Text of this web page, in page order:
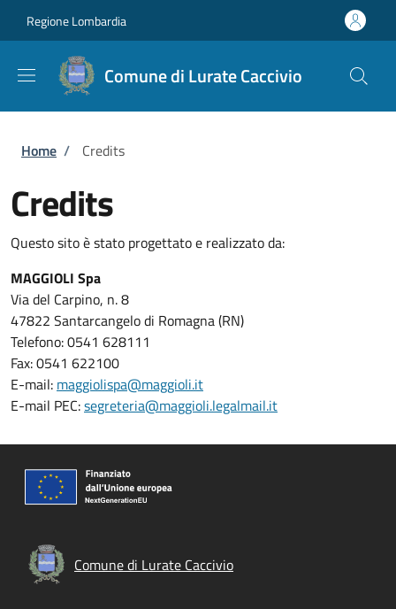
Regione Lombardia
Comune di Lurate Caccivio
Briciole di pane
Home / Credits
Credits
Questo sito è stato progettato e realizzato da:
MAGGIOLI Spa
Via del Carpino, n. 8
47822 Santarcangelo di Romagna (RN)
Telefono: 0541 628111
Fax: 0541 622100
E-mail: maggiolispa@maggioli.it
E-mail PEC:segreteria@maggioli.legalmail.it
Comune di Lurate Caccivio